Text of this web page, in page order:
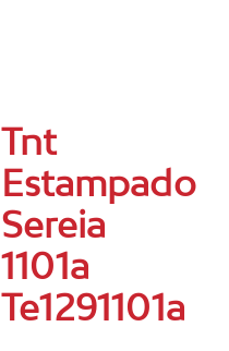
Tnt
Estampado
Sereia
1101a
Te1291101a